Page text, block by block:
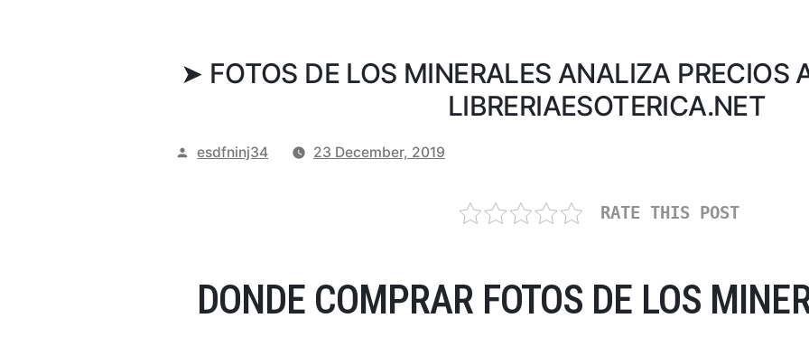
➤ FOTOS DE LOS MINERALES ANALIZA PRECIOS
LIBRERIAESOTERICA.NET
Posted
esdfninj34 23 December, 2019
RATE THIS POST
DONDE COMPRAR FOTOS DE LOS